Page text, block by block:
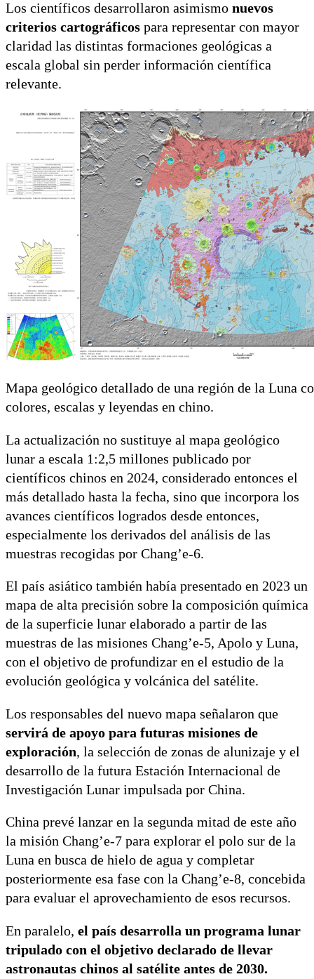
Los científicos desarrollaron asimismo nuevos
criterios cartográficos para representar con mayor
claridad las distintas formaciones geológicas a
escala global sin perder información científica
relevante.
Mapa geológico detallado de una región de la Luna
colores, escalas y leyendas en chino.
La actualización no sustituye al mapa geológico
lunar a escala 1:2,5 millones publicado por
científicos chinos en 2024, considerado entonces el
más detallado hasta la fecha, sino que incorpora los
avances científicos logrados desde entonces,
especialmente los derivados del análisis de las
muestras recogidas por Chang’e-6.
El país asiático también había presentado en 2023 un
mapa de alta precisión sobre la composición química
de la superficie lunar elaborado a partir de las
muestras de las misiones Chang’e-5, Apolo y Luna,
con el objetivo de profundizar en el estudio de la
evolución geológica y volcánica del satélite.
Los responsables del nuevo mapa señalaron que
servirá de apoyo para futuras misiones de
exploración, la selección de zonas de alunizaje y el
desarrollo de la futura Estación Internacional de
Investigación Lunar impulsada por China.
China prevé lanzar en la segunda mitad de este año
la misión Chang’e-7 para explorar el polo sur de la
Luna en busca de hielo de agua y completar
posteriormente esa fase con la Chang’e-8, concebida
para evaluar el aprovechamiento de esos recursos.
En paralelo, el país desarrolla un programa lunar
tripulado con el objetivo declarado de llevar
astronautas chinos al satélite antes de 2030.